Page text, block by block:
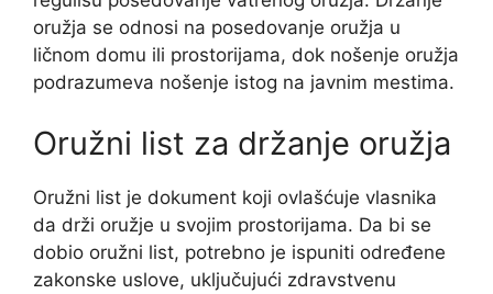
oružja se odnosi na posedovanje oružja u
ličnom domu ili prostorijama, dok nošenje oružja
podrazumeva nošenje istog na javnim mestima.
Oružni list za držanje oružja
Oružni list je dokument koji ovlašćuje vlasnika
da drži oružje u svojim prostorijama. Da bi se
dobio oružni list, potrebno je ispuniti određene
zakonske uslove, uključujući zdravstvenu